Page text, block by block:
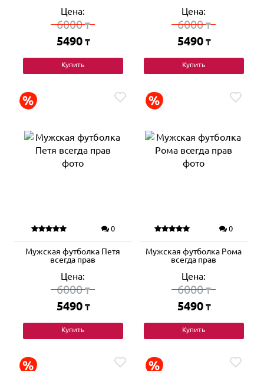
Цена:
6000₸
5490 ₸
Купить
Цена:
6000₸
5490 ₸
Купить
0
Мужская футболка Петя
всегда прав
Цена:
6000₸
5490 ₸
Купить
0
Мужская футболка Рома
всегда прав
Цена:
6000₸
5490 ₸
Купить